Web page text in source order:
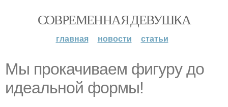
СОВРЕМЕННАЯ ДЕВУШКА
главная новости статьи
Мы прокачиваем фигуру до
идеальной формы!